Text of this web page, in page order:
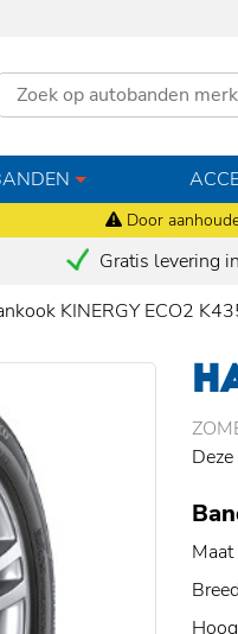
Door
Gratis levering
KINERGY ECO2
Maat